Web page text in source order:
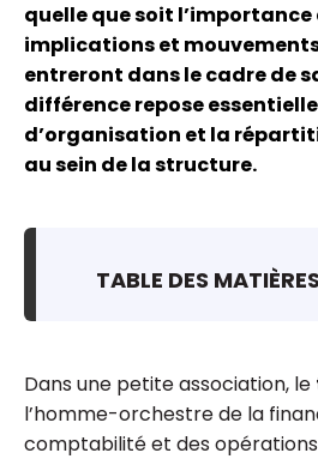
quelle que soit l’importance
implications et
entreront dans le cadre de
différence repose
d’organisation et la
au sein de la structure.
TABLE DES MATIÈRES
Dans une petite association, le
l’homme-orchestre de la
comptabilité et des